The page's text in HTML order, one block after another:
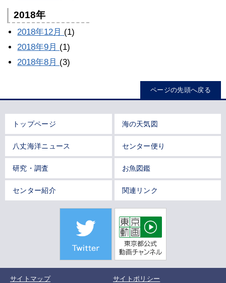
2018年
2018年12月 (1)
2018年9月 (1)
2018年8月 (3)
ページの先頭へ戻る
トップページ 海の天気図
八丈海洋ニュース センター便り
研究・調査 お魚図鑑
センター紹介 関連リンク
サイトマップ サイトポリシー